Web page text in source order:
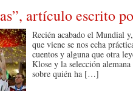
artículo escrito
Recién acabado el Mundial
que viene se nos echa
cuentos y alguna que otra
Klose y la selección
sobre quién ha […]